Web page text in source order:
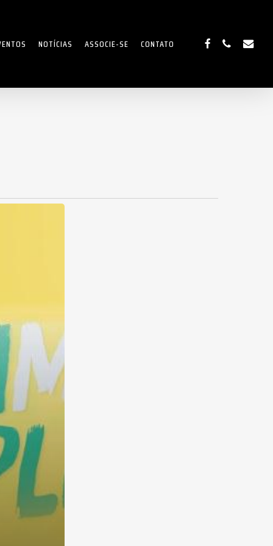
NOTÍCIAS ASSOCIE-SE CONTATO FACEBOOK
PHONE EMAIL